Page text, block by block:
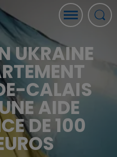
UKRAINE
CALAIS
AIDE
DE 100